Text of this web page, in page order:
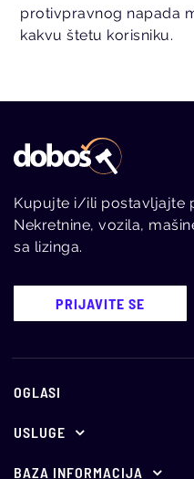
protivpravnog napada
kakvu štetu korisniku.
Kupujte i/ili postavljajte
Nekretnine, vozila,
sa lizinga.
PRIJAVITE SE
OGLASI
USLUGE
Ponuda za oglašavanje
BAZA INFORMACIJA